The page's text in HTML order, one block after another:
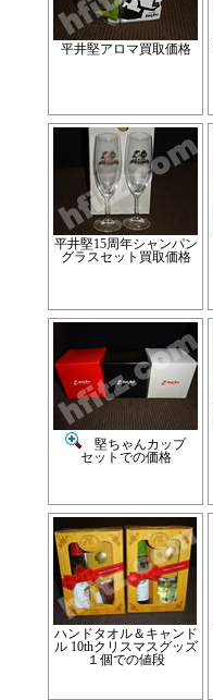
平井堅アロマ買取価格
平井堅15周年シャンパン
グラスセット買取価格
堅ちゃんカップ
セットでの価格
ハンドタオル＆キャンド
ル 10thクリスマスグッズ
１個での値段